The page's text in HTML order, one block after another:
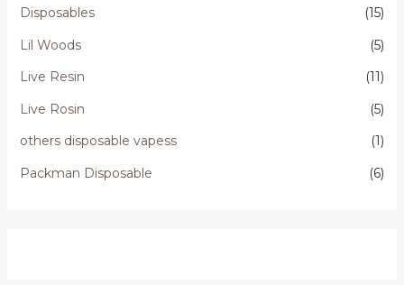
Disposables
(15)
Lil Woods
(5)
Live Resin
(11)
Live Rosin
(5)
others disposable vapess
(1)
Packman Disposable
(6)